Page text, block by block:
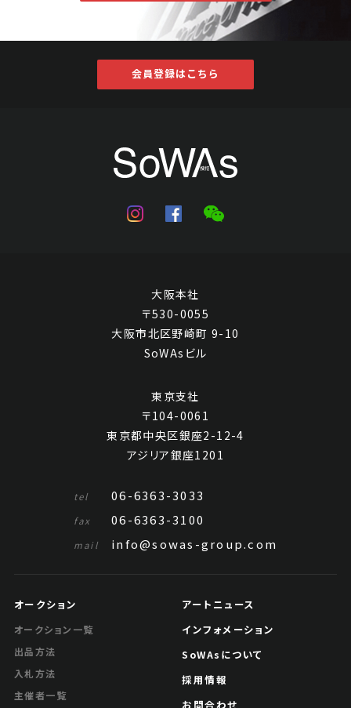
会員登録はこちら
大阪本社
〒530-0055
大阪市北区野崎町 9-10
SoWAsビル
東京支社
〒104-0061
東京都中央区銀座2-12-4
アジリア銀座1201
tel 06-6363-3033
fax 06-6363-3100
mail info@sowas-group.com
オークション
オークション一覧
出品方法
入札方法
主催者一覧
アートニュース
インフォメーション
SoWAsについて
採用情報
お問合わせ